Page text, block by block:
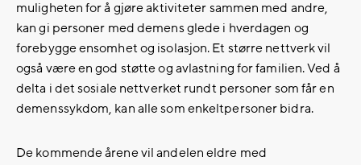
muligheten for å gjøre aktiviteter sammen med andre,
kan gi personer med demens glede i hverdagen og
forebygge ensomhet og isolasjon. Et større nettverk vil
også være en god støtte og avlastning for familien. Ved å
delta i det sosiale nettverket rundt personer som får en
demenssykdom, kan alle som enkeltpersoner bidra.
De kommende årene vil andelen eldre med